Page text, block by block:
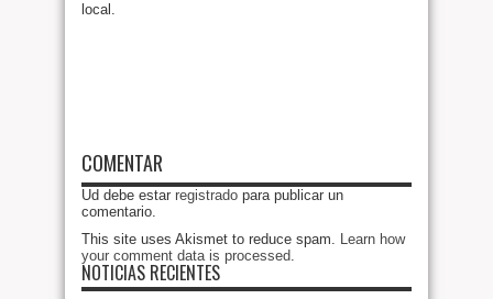
local.
COMENTAR
Ud debe estar registrado para publicar un
comentario.
This site uses Akismet to reduce spam. Learn how
your comment data is processed.
NOTICIAS RECIENTES